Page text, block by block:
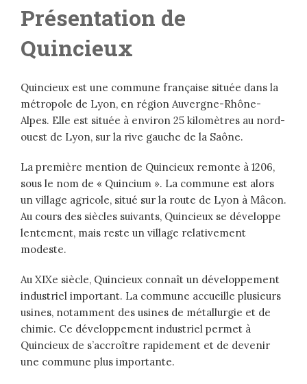
Présentation de
Quincieux
Quincieux est une commune française située dans la
métropole de Lyon, en région Auvergne-Rhône-
Alpes. Elle est située à environ 25 kilomètres au nord-
ouest de Lyon, sur la rive gauche de la Saône.
La première mention de Quincieux remonte à 1206,
sous le nom de « Quincium ». La commune est alors
un village agricole, situé sur la route de Lyon à Mâcon.
Au cours des siècles suivants, Quincieux se développe
lentement, mais reste un village relativement
modeste.
Au XIXe siècle, Quincieux connaît un développement
industriel important. La commune accueille plusieurs
usines, notamment des usines de métallurgie et de
chimie. Ce développement industriel permet à
Quincieux de s’accroître rapidement et de devenir
une commune plus importante.